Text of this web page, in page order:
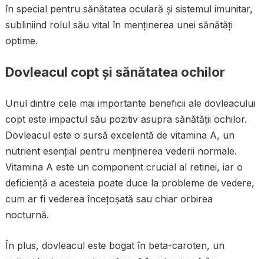
în special pentru sănătatea oculară și sistemul imunitar,
subliniind rolul său vital în menținerea unei sănătăți
optime.
Dovleacul copt și sănătatea ochilor
Unul dintre cele mai importante beneficii ale dovleacului
copt este impactul său pozitiv asupra sănătății ochilor.
Dovleacul este o sursă excelentă de vitamina A, un
nutrient esențial pentru menținerea vederii normale.
Vitamina A este un component crucial al retinei, iar o
deficiență a acesteia poate duce la probleme de vedere,
cum ar fi vederea încețoșată sau chiar orbirea
nocturnă.
În plus, dovleacul este bogat în beta-caroten, un